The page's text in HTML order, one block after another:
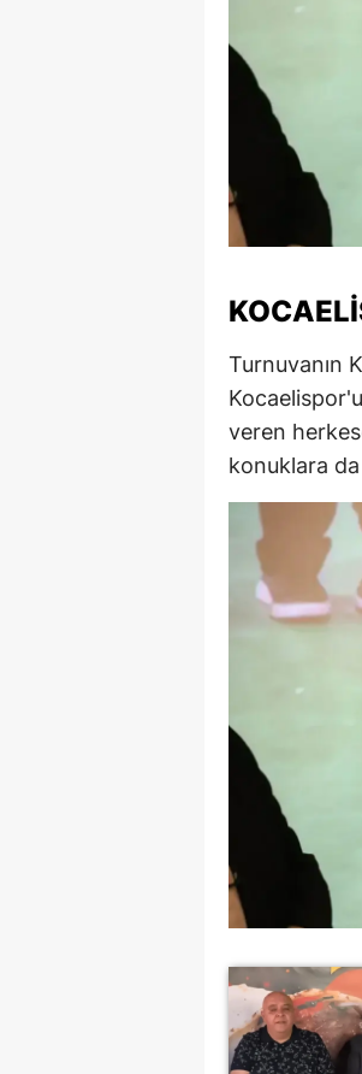
Turnuvanın
veren
konuklara